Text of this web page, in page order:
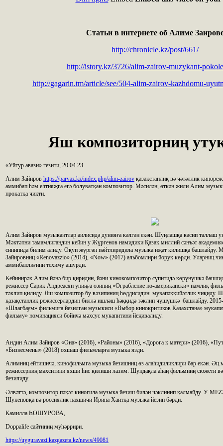
Статьи в интернете об Алиме
http://chronicle.kz/post/661/
http://istory.kz/3726/alim-zairov-muzykant-
http://gagarin.tm/article/see/504-alim-zairov-kazhdomu-
Яш композиторниң
«Уйғур авази» гезити, 20.04.23
Алим Зайиров https://parvaz.kz/index.php/alim-zairov қазақстанлиқ вә чәтәллик
аммибап һәм еһтияҗға егә болуватқан композитор. Мәсилән, өткән жили Алим
прокатқа чиқти.
Алим Зайиров музыкантлар аилисидә дунияға кәлгән екән. Шуңлашқа кәсип таллаш
Мәктәпни тамамлиғандин кейин у Жүргенов намидики Қазақ миллий сәнъәт
синипида билим алиду. Оқуп жүргән пәйтлиридила музыка иҗат қилишқа
Зайировниң «Renovazzio» (2014), «Now» (2017) альбомлири йоруқ көрди. Уларниң
аммибаплиғини техиму ашурди.
Кейинирәк Алим йәнә бир қиридин, йәни кинокомпозитор сүпитидә көрүнүшкә
режиссер Сарик Андреасян униңға өзиниң «Ограбление по-американски» намлиқ
тәклип қилиду. Яш композитор бу вәзипиниң һөддисидин мувапәққийәтлик чиқиду.
қазақстанлиқ режиссерлардин биллә ишләш һәққидә тәклип чүшүшкә башлайду.
«Шлагбаум» фильмиға йезилған музыкиси «Выбор кинокритиков Казахстана»
фильму» номинацияси бойичә мәхсус мукапитини йеңивалиду.
Андин Алим Зайиров «Она» (2016), «Районы» (2016), «Дорога к матери» (2016),
«Бизнесмены» (2018) охшаш фильмларға музыка язди.
Алимниң ейтишичә, кинофильмға музыка йезишниң өз алаһидиликлири бар екән. Әң
режиссерниң мәхситини яхши һис қилиши лазим. Шундақла аһаң фильмниң сюжети вә
йезилиду.
Әлвәттә, композитор пәқәт киноғила музыка йезиш билән чәклинип қалмайду. У
Шукеновқа вә россиялик нахшичи Ирина Хаитқа музыка йезип бәрди.
Камилла ҺОШУРОВА,
Doppalife сайтиниң муһәррири.
https://uyguravazi.kazgazeta.kz/news/49081